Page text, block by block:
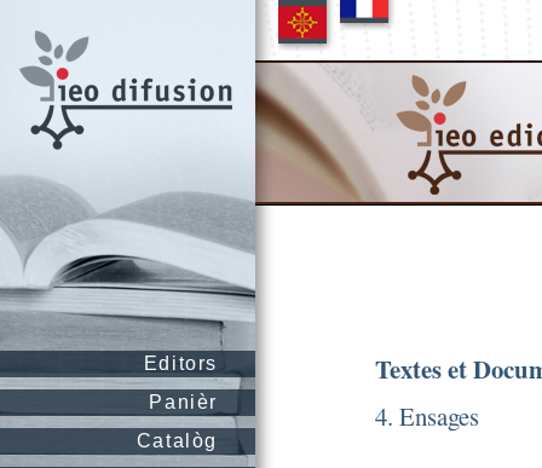
Editors
Panièr
Catalòg
Textes et
4. Ensages